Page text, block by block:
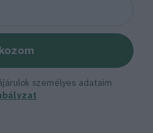
személyes adataim